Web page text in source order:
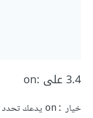
3.4 على :on
خيار :on
يدعك تحدد